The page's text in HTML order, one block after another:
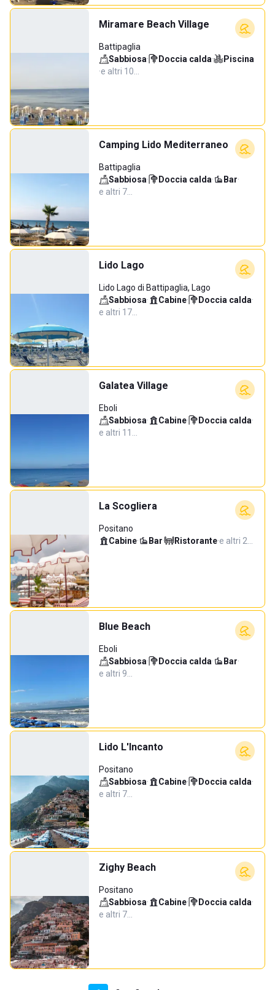
Miramare Beach Village
Battipaglia
Sabbiosa· Doccia calda·
Piscina
·e altri 10…
Camping Lido Mediterraneo
Battipaglia
Sabbiosa· Doccia calda· Bar·
e altri 7…
Lido Lago
Lido Lago di Battipaglia, Lago
Sabbiosa· Cabine· Doccia calda·
e altri 17…
Galatea Village
Eboli
Sabbiosa· Cabine· Doccia calda·
e altri 11…
La Scogliera
Positano
Cabine· Bar· Ristorante·e altri 2…
Blue Beach
Eboli
Sabbiosa· Doccia calda· Bar·
e altri 9…
Lido L'Incanto
Positano
Sabbiosa· Cabine· Doccia calda·
e altri 7…
Zighy Beach
Positano
Sabbiosa· Cabine· Doccia calda·
e altri 7…